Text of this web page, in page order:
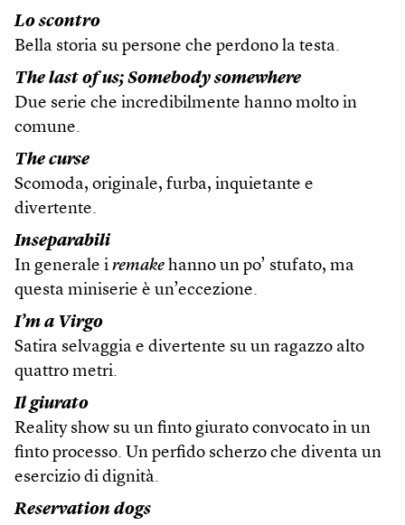
Lo scontro
Bella storia su persone che perdono la testa.
The last of us; Somebody somewhere
Due serie che incredibilmente hanno molto in
comune.
The curse
Scomoda, originale, furba, inquietante e
divertente.
Inseparabili
In generale i remake hanno un po’ stufato, ma
questa miniserie è un’eccezione.
I’m a Virgo
Satira selvaggia e divertente su un ragazzo alto
quattro metri.
Il giurato
Reality show su un finto giurato convocato in un
finto processo. Un perfido scherzo che diventa un
esercizio di dignità.
Reservation dogs